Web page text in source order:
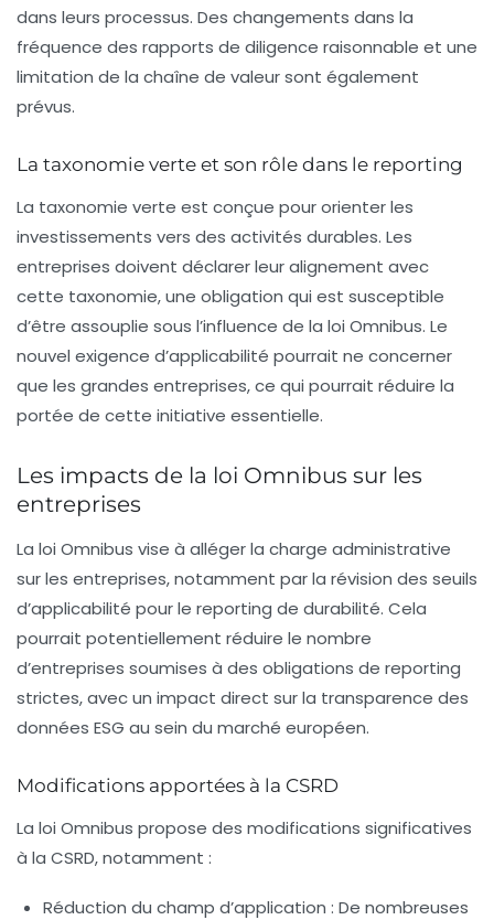
dans leurs processus. Des changements dans la
fréquence des rapports de diligence raisonnable et une
limitation de la chaîne de valeur sont également
prévus.
La taxonomie verte et son rôle dans le reporting
La taxonomie verte est conçue pour orienter les
investissements vers des activités durables. Les
entreprises doivent déclarer leur alignement avec
cette taxonomie, une obligation qui est susceptible
d’être assouplie sous l’influence de la loi Omnibus. Le
nouvel exigence d’applicabilité pourrait ne concerner
que les grandes entreprises, ce qui pourrait réduire la
portée de cette initiative essentielle.
Les impacts de la loi Omnibus sur les
entreprises
La loi Omnibus vise à alléger la charge administrative
sur les entreprises, notamment par la révision des seuils
d’applicabilité pour le reporting de durabilité. Cela
pourrait potentiellement réduire le nombre
d’entreprises soumises à des obligations de reporting
strictes, avec un impact direct sur la transparence des
données ESG au sein du marché européen.
Modifications apportées à la CSRD
La loi Omnibus propose des modifications significatives
à la CSRD, notamment :
Réduction du champ d’application : De nombreuses